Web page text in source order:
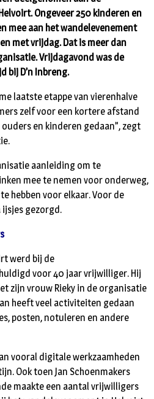
Ongeveer 250 kinderen en
mee aan het wandelevenement
met vrijdag. Dat is meer dan
Vrijdagavond was de
bij D’n Inbreng.
laatste etappe van vierenhalve
zelf voor een kortere afstand
ouders en kinderen gedaan”, zegt
aanleiding om te
mee te nemen voor onderweg,
hebben voor elkaar. Voor de
ijsjes gezorgd.
werd bij de
voor 40 jaar vrijwilliger. Hij
zijn vrouw Rieky in de organisatie
heeft veel activiteiten gedaan
posten, notuleren en andere
vooral digitale werkzaamheden
Ook toen Jan Schoenmakers
maakte een aantal vrijwilligers